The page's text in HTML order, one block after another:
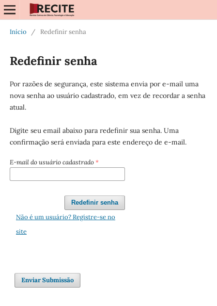
Início / Redefinir senha
Redefinir senha
Por razões de segurança, este sistema envia por e-mail uma
nova senha ao usuário cadastrado, em vez de recordar a senha
atual.
Digite seu email abaixo para redefinir sua senha. Uma
confirmação será enviada para este endereço de e-mail.
E-mail do usuário cadastrado *
Redefinir senha
Não é um usuário? Registre-se no
site
Enviar Submissão